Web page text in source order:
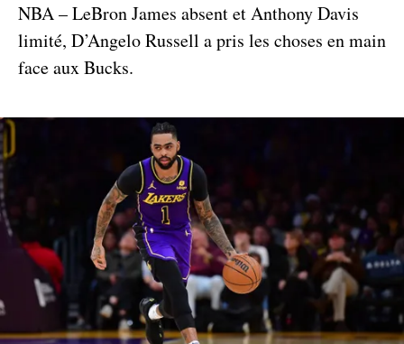
NBA – LeBron James absent et Anthony Davis
limité, D’Angelo Russell a pris les choses en main
face aux Bucks.